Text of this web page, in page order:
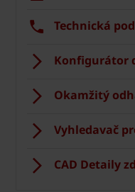
Technická
Konfigurátor
Okamžitý
Vyhledavač
CAD Detaily